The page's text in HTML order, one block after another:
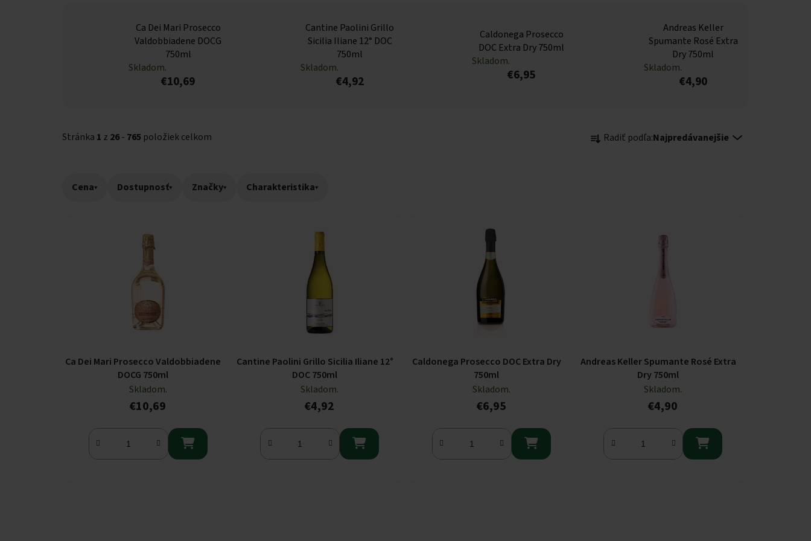
Ca Dei Mari Prosecco
Valdobbiadene DOCG
750ml
Skladom.
€10,69
Cantine Paolini Grillo
Sicilia Iliane 12° DOC
750ml
Skladom.
€4,92
Caldonega Prosecco
DOC Extra Dry 750ml
Skladom.
€6,95
Andreas Keller
Spumante Rosé Extra
Dry 750ml
Skladom.
€4,90
Stránka 1 z 26- 765 položiek celkom Radiť podľa:Najpredávanejšie
Cena▾ Dostupnosť▾ Značky▾ Charakteristika▾
Ca Dei Mari Prosecco Valdobbiadene
DOCG 750ml
Skladom.
€10,69

Cantine Paolini Grillo Sicilia Iliane 12°
DOC 750ml
Skladom.
€4,92

Caldonega Prosecco DOC Extra Dry
750ml
Skladom.
€6,95

Andreas Keller Spumante Rosé Extra
Dry 750ml
Skladom.
€4,90
